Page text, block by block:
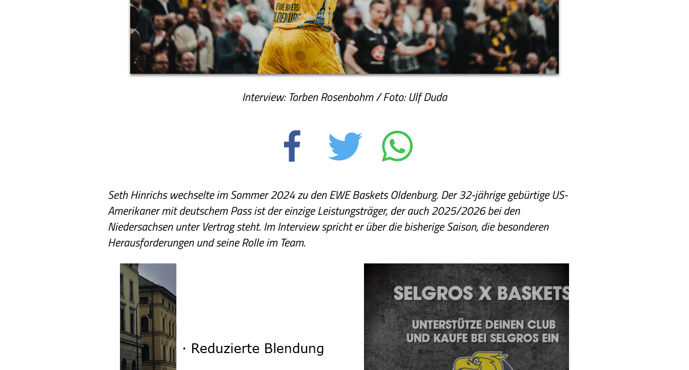
Interview: Torben Rosenbohm / Foto: Ulf Duda
Seth Hinrichs wechselte im Sommer 2024 zu den EWE Baskets Oldenburg. Der 32-jährige gebürtige US-
Amerikaner mit deutschem Pass ist der einzige Leistungsträger, der auch 2025/2026 bei den
Niedersachsen unter Vertrag steht. Im Interview spricht er über die bisherige Saison, die besonderen
Herausforderungen und seine Rolle im Team.